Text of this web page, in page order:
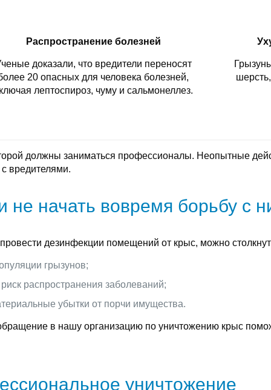
Распространение болезней
доказали, что вредители переносят
20 опасных для человека болезней,
лептоспироз, чуму и сальмонеллез.
должны заниматься профессионалы. Неопытные
вредителями.
не начать вовремя борьбу с
дезинфекции помещений от крыс, можно
грызунов;
распространения заболеваний;
убытки от порчи имущества.
в нашу организацию по уничтожению крыс
уничтожение